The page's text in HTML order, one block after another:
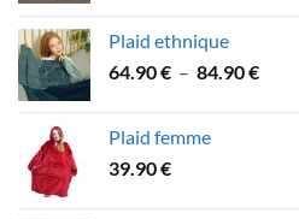
à
Plaid ethnique
64.90€ – 84.90€Plage
Plaid femme
39.90€